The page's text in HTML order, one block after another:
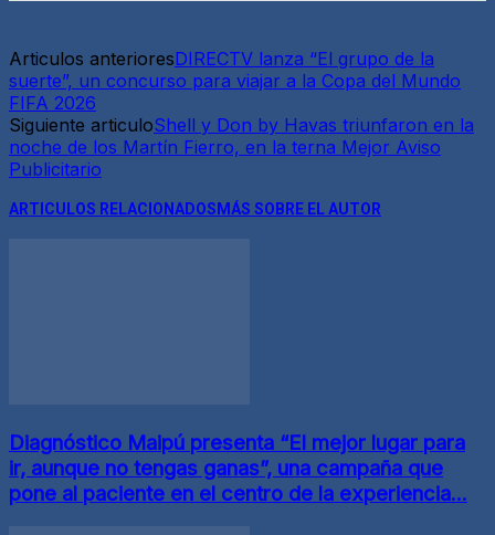
Articulos anterioresDIRECTV lanza “El grupo de la
suerte”, un concurso para viajar a la Copa del Mundo
FIFA 2026
Siguiente articuloShell y Don by Havas triunfaron en la
noche de los Martín Fierro, en la terna Mejor Aviso
Publicitario
ARTICULOS RELACIONADOS MÁS SOBRE EL AUTOR
Diagnóstico Maipú presenta “El mejor lugar para
ir, aunque no tengas ganas”, una campaña que
pone al paciente en el centro de la experiencia...